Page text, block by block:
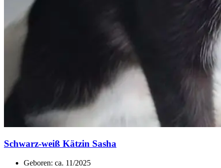
Schwarz-weiß Kätzin Sasha
Geboren: ca. 11/2025